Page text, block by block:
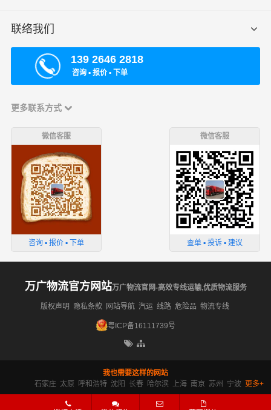
联络我们
139 2646 2818
咨询 ▪ 报价 ▪ 下单
更多联系方式
微信客服
咨询 ▪ 报价 ▪ 下单
微信客服
查单 ▪ 投诉 ▪ 建议
万广物流官方网站万广物流官网-高效专线运输,优质物流服务
版权声明 隐私条款 网站导航 汽运 线路 危险品 物流专线
粤ICP备16111739号
我也需要这样的网站
石家庄 太原 呼和浩特 沈阳 长春 哈尔滨 上海 南京 苏州 宁波 更多+